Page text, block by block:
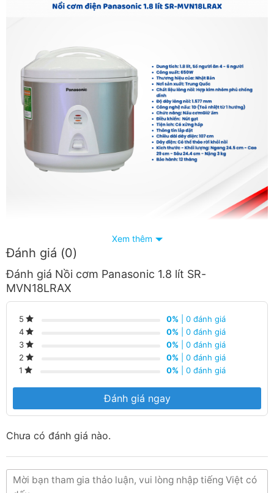
Nồi cơm Panasonic SR-MVN18LRAX kiểu dáng và màu
sắc hài hòa, sang trọng, làm tăng vẻ đẹp thẩm mỹ cho
không gian bếp
Xem thêm
Đánh giá (0)
Đánh giá Nồi cơm Panasonic 1.8 lít SR-
MVN18LRAX
5 0% | 0 đánh giá
4
0% | 0 đánh giá
3
0% | 0 đánh giá
2
0% | 0 đánh giá
1
0% | 0 đánh giá
Đánh giá ngay
Chưa có đánh giá nào.